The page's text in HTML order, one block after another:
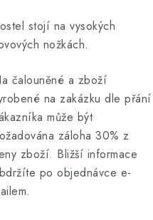
stojí na vysokých
nožkách.
čalouněné a zboží
na zakázku dle přání
může být
záloha 30% z
zboží. Bližší informace
po objednávce e-